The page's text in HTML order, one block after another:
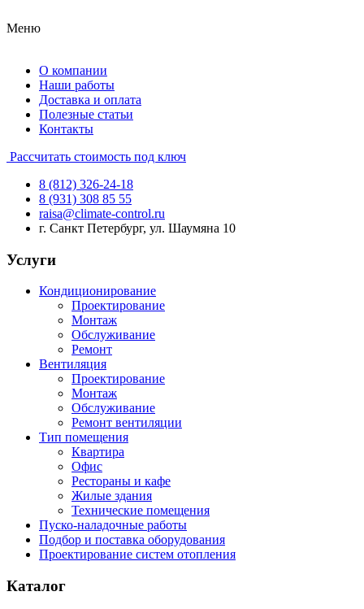
Меню
О компании
Наши работы
Доставка и оплата
Полезные статьи
Контакты
Рассчитать стоимость под ключ
8 (812) 326-24-18
8 (931) 308 85 55
raisa@climate-control.ru
г. Санкт Петербург, ул. Шаумяна 10
Услуги
Кондиционирование
Проектирование
Монтаж
Обслуживание
Ремонт
Вентиляция
Проектирование
Монтаж
Обслуживание
Ремонт вентиляции
Тип помещения
Квартира
Офис
Рестораны и кафе
Жилые здания
Технические помещения
Пуско-наладочные работы
Подбор и поставка оборудования
Проектирование систем отопления
Каталог